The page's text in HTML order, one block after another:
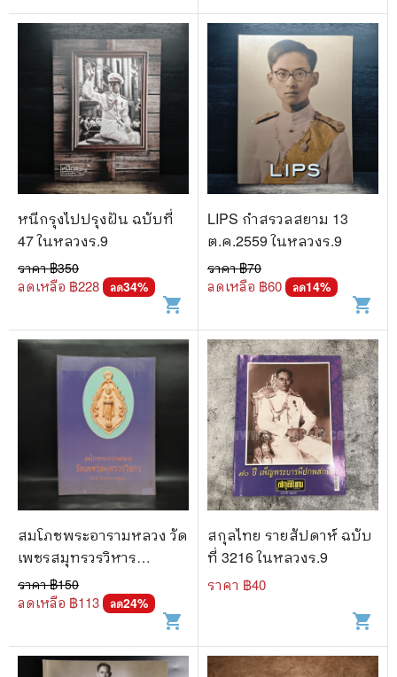
หนีกรุงไปปรุงฝัน ฉบับที่
47 ในหลวงร.9
ราคา ฿350
ลดเหลือ ฿228 ลด34%
shopping_cart
LIPS กำสรวลสยาม 13
ต.ค.2559 ในหลวงร.9
ราคา ฿70
ลดเหลือ ฿60 ลด14%
shopping_cart
สมโภชพระอารามหลวง วัด
เพชรสมุทรวรวิหาร
พ.ศ.2498-2539
ราคา ฿150
ลดเหลือ ฿113 ลด24%
shopping_cart
สกุลไทย รายสัปดาห์ ฉบับ
ที่ 3216 ในหลวงร.9
ราคา ฿40
shopping_cart